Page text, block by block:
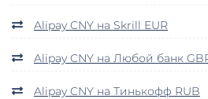
Alipay CNY на Skrill EUR
Alipay CNY на Любой банк
Alipay CNY на Тинькофф RUB